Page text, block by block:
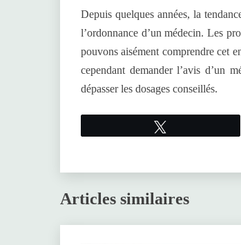
Depuis quelques années, la
l’ordonnance d’un médecin. Les
pouvons aisément comprendre cet
cependant demander l’avis d’un
dépasser les dosages conseillés.
Articles similaires